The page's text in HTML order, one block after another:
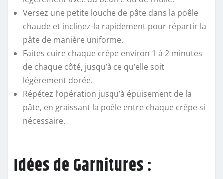
Versez une petite louche de pâte dans la poêle
chaude et inclinez-la rapidement pour répartir la
pâte de manière uniforme.
Faites cuire chaque crêpe environ 1 à 2 minutes
de chaque côté, jusqu’à ce qu’elle soit
légèrement dorée.
Répétez l’opération jusqu’à épuisement de la
pâte, en graissant la poêle entre chaque crêpe si
nécessaire.
Idées de Garnitures :